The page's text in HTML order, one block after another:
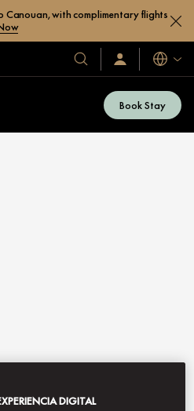
Canouan, with complimentary flights
Nuestros
hoteles
resorts
Iniciar
sesión
ahora
Idiomas
Book Stay
DIGITAL